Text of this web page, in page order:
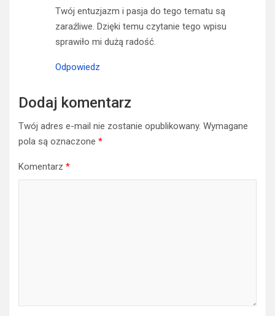
Twój entuzjazm i pasja do tego tematu są
zaraźliwe. Dzięki temu czytanie tego wpisu
sprawiło mi dużą radość.
Odpowiedz
Dodaj komentarz
Twój adres e-mail nie zostanie opublikowany. Wymagane
pola są oznaczone *
Komentarz *